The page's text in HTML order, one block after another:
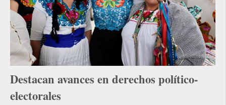
Destacan avances en derechos político-
electorales